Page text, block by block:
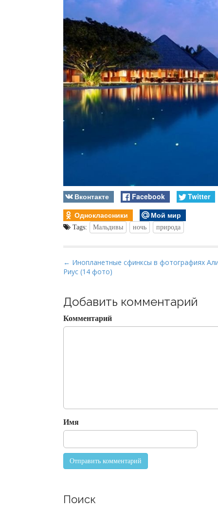
Вконтакте Facebook
Twitter
Одноклассники
Мой мир
Tags: Мальдивы ночь природа
P
o
t
n
a
n
← Инопланетные сфинксы в фотографиях
Риус (14 фото)
Добавить комментарий
Комментарий
Имя
Поиск